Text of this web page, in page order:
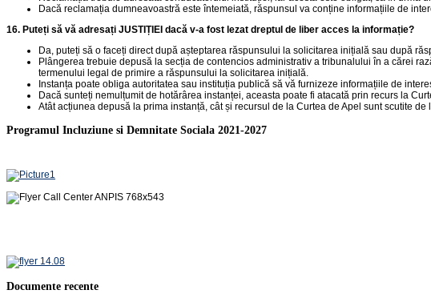
Dacă reclamația dumneavoastră este întemeiată, răspunsul va conține informațiile de
16. Puteți să vă adresați JUSTIȚIEI dacă v-a fost lezat dreptul de liber acces la informație?
Da, puteți să o faceți direct după așteptarea răspunsului la solicitarea inițială sau după
Plângerea trebuie depusă la secția de contencios administrativ a tribunalului în a cărei
termenului legal de primire a răspunsului la solicitarea inițială.
Instanța poate obliga autoritatea sau instituția publică să vă furnizeze informațiile de
Dacă sunteți nemulțumit de hotărârea instanței, aceasta poate fi atacată prin recurs la
Atât acțiunea depusă la prima instanță, cât și recursul de la Curtea de Apel sunt scutite de
Programul Incluziune si Demnitate Sociala 2021-2027
Documente recente